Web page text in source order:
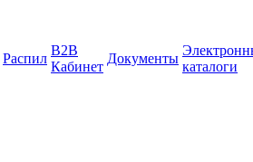
Распил
B2B
Кабинет
Документы
каталоги